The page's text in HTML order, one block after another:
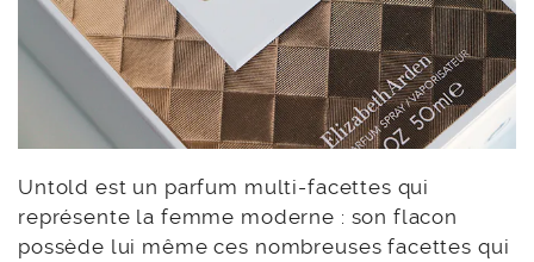
Untold est un parfum multi-facettes qui
représente la femme moderne : son flacon
possède lui même ces nombreuses facettes qui